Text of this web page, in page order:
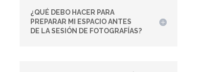
¿QUÉ DEBO HACER PARA
PREPARAR MI ESPACIO ANTES
DE LA SESIÓN DE FOTOGRAFÍAS?